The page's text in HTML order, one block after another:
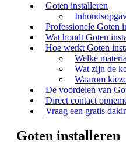
Goten installeren
Professionele Goten
Wat houdt Goten
Hoe werkt Goten
Welke
Wat zijn de
Waarom
De voordelen van
Direct contact
Vraag een gratis
Goten installeren